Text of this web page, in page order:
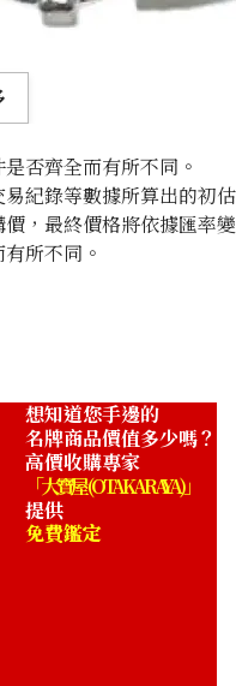
否齊全而有所不同。
紀錄等數據所算出的初估
，最終價格將依據匯率變
所不同。
想知道您手邊的
名牌商品價值多少嗎？
高價收購專家
「大寶屋 (OTAKARAYA)」
提供
免費鑑定